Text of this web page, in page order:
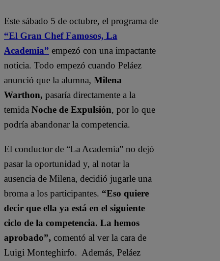
Este sábado 5 de octubre, el programa de
“El Gran Chef Famosos, La
Academia” empezó con una impactante
noticia. Todo empezó cuando Peláez
anunció que la alumna, Milena
Warthon, pasaría directamente a la
temida Noche de Expulsión, por lo que
podría abandonar la competencia.
El conductor de “La Academia” no dejó
pasar la oportunidad y, al notar la
ausencia de Milena, decidió jugarle una
broma a los participantes. “Eso quiere
decir que ella ya está en el siguiente
ciclo de la competencia. La hemos
aprobado”, comentó al ver la cara de
Luigi Monteghirfo. Además, Peláez